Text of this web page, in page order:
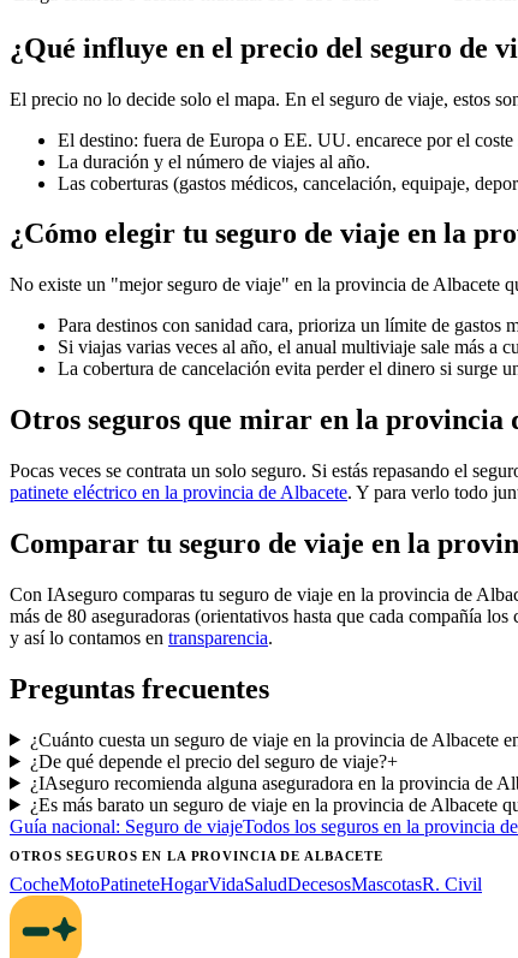
¿Qué influye en el precio del seguro de
El precio no lo decide solo el mapa. En el seguro de viaje, estos
El destino: fuera de Europa o EE. UU. encarece por el coste
La duración y el número de viajes al año.
Las coberturas (gastos médicos, cancelación, equipaje,
¿Cómo elegir tu seguro de viaje en la
No existe un "mejor seguro de viaje" en la provincia de Albacete
Para destinos con sanidad cara, prioriza un límite de gastos
Si viajas varias veces al año, el anual multiviaje sale más a
La cobertura de cancelación evita perder el dinero si surge
Otros seguros que mirar en la provincia
Pocas veces se contrata un solo seguro. Si estás repasando el
patinete eléctrico en la provincia de Albacete. Y para verlo todo
Comparar tu seguro de viaje en la
Con IAseguro comparas tu seguro de viaje en la provincia de
más de 80 aseguradoras (orientativos hasta que cada compañía
y así lo contamos en transparencia.
Preguntas frecuentes
¿Cuánto cuesta un seguro de viaje en la provincia de Albacete
¿De qué depende el precio del seguro de viaje?+
¿IAseguro recomienda alguna aseguradora en la provincia de
¿Es más barato un seguro de viaje en la provincia de Albacete
Guía nacional: Seguro de viajeTodos los seguros en la provincia
OTROS SEGUROSEN LA PROVINCIA DE ALBACETE
CocheMotoPatineteHogarVidaSaludDecesosMascotasR. Civil